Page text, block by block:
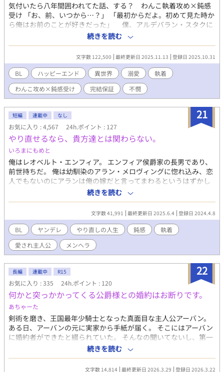
気付いたら八年間囲われてた話、する？ わんこ執着攻め×鈍感
受け 「お、前、いつから…？」 「最初からだよ。初めて見た時か
ら俺はお前のことが好きだった」 僕、アルデバラン・スタクに
はどうしても敵わない男がいた。 家柄も、センスも、才能も、
全てを持って生まれてきた天才、シリウス・ルーヴだ。 僕たち
は十歳の頃王立の魔法学園で出会った。 シリウスは天才だ。だ
けど性格は無鉄砲で無計画で大雑把でとにかく甘えた、それに加
えて我儘と来た。それに比べて僕は冷静で落ち着いていて、体よ
りも先に頭が働くタイプだったから気が付けば周りの大人たちの
策略にはめられてシリウスの世話係を任されることになってい
た。 二人組を作る時も、食事の時も、部屋だって同じのまま十
八で学園を卒業する年まで僕たちは常に一緒に居て──そしてそ
れは就職先でも同じだった。 配属された辺境の地でも僕はシリ
ウスの世話を任され、日々を慌ただしく過ごしていたそんなある
日、国境の森に魔物が発生した。それを掃討すべく現場に向かう
と何やら魔物の様子がおかしいことに気が付く。 その原因を突
き止めたシリウスが掃討に当たったのだが、魔物の攻撃を受けて
しまい重傷を負ってしまう。 初めて見るシリウスの姿に僕は動
揺し、どうしようもなく不安だった。目を覚ますまでの間何をし
ていていも気になっていた男が三日振りに目を覚ました時、異変
が起きた。 「…シリウス？」 「アルはさ、優しいから」 背中
はベッドに押し付けられて、目の前には見たことが無い顔をした
シリウスがいた。 いつだって一等星のように煌めいていた瞳
が、仄暗い熱で潤んでいた。とても友人に向ける目では、声では
無かった。 「──俺のこと拒めないでしょ？」 おりてきた熱を
拒む術を、僕は持っていなかった。 その日を境に、僕たちの関
係は変わった。でも、僕にはどうしてシリウスがそんなことをし
たのかがわからなかった。 これは気付かないうちに八年間囲
われて、向けられている愛の大きさに気付かないまますったもん
だする二人のお話。
続きを読む
文字数 122,500 最終更新日 2025.11.13 登録日 2025.10.31
BL ハッピーエンド 異世界 溺愛
執着
わんこ攻め×鈍感受け
完結保証 不憫
21
短編 連載中 なし
お気に入り : 4,567 24h.ポイント : 127
やり直せるなら、貴方達とは関わらない。
いろまにもめと
俺はレオベルト・エンフィア。 エンフィア侯爵家の長男であり、
前世持ちだ。 俺は幼馴染のアラン・メロヴィングに惚れ込み、恋
人でもないのにアランは俺の嫁だと言ってまわるというはずかし
い事をし、最終的にアランと恋に落ちた王太子によって、アラン
に付きまとっていた俺は処刑された。 処刑の直前、俺は前世を思
い出した。日本という国の一般サラリーマンだった頃を。そし
て、ここは前世有名だったBLゲームの世界と一致する事を。 こん
な時に思い出しても遅せぇわ！と思い、どうかもう一度やり直せ
たら、貴族なんだから可愛い嫁さんと裕福にのんびり暮らした
い…！ そう思った俺の願いは届いたのだ。 5歳の時の俺に戻って
きた…！ 今度は絶対関わらない！
続きを読む
文字数 41,991 最終更新日 2025.6.4 登録日 2024.4.8
BL ヤンデレ やり直しの人生 鈍感
執着
愛され主人公
メンヘラ
22
長編 連載中 R15
お気に入り : 335 24h.ポイント : 120
何かと突っかかってくる公爵様との婚約はお断りです。
あちゃーた
剣術を磨き、王国最年少騎士となった真面目な主人公アーバン。
ある日、アーバンの元に実家から手紙が届く。 そこにはアーバン
に婚約者ができたと綴られていた。 そんなの聞いてないし、第一
相手はアーバンに何かと突っかかってくる公爵家のジェランでは
ないか！？ 「回避だ！回避！！こんなの絶対にお断りだぁぁぁ
ぁ！！！」 ツンデレ溺愛攻め×鈍感受け
続きを読む
文字数 14,814 最終更新日 2026.3.29 登録日 2026.3.22